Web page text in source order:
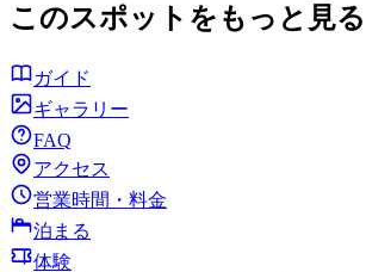
このスポットをもっと見る
ガイド
ギャラリー
FAQ
アクセス
営業時間・料金
泊まる
体験